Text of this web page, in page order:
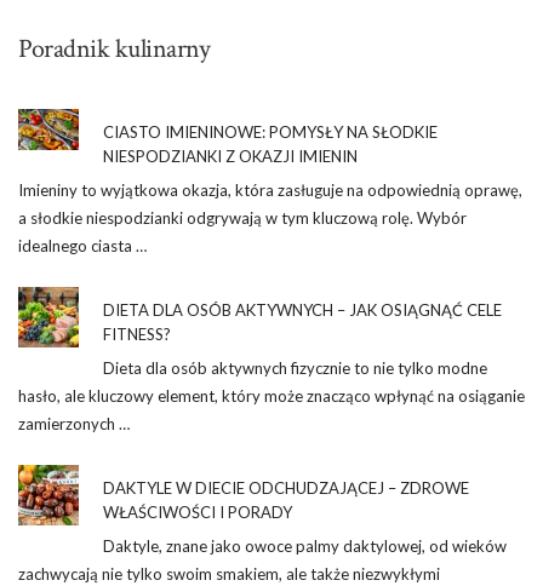
Poradnik kulinarny
CIASTO IMIENINOWE: POMYSŁY NA SŁODKIE
NIESPODZIANKI Z OKAZJI IMIENIN
Imieniny to wyjątkowa okazja, która zasługuje na odpowiednią oprawę,
a słodkie niespodzianki odgrywają w tym kluczową rolę. Wybór
idealnego ciasta …
DIETA DLA OSÓB AKTYWNYCH – JAK OSIĄGNĄĆ CELE
FITNESS?
Dieta dla osób aktywnych fizycznie to nie tylko modne
hasło, ale kluczowy element, który może znacząco wpłynąć na osiąganie
zamierzonych …
DAKTYLE W DIECIE ODCHUDZAJĄCEJ – ZDROWE
WŁAŚCIWOŚCI I PORADY
Daktyle, znane jako owoce palmy daktylowej, od wieków
zachwycają nie tylko swoim smakiem, ale także niezwykłymi